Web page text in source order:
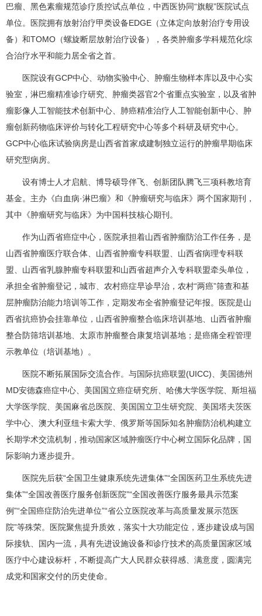
巴瘤、黑色素瘤规范诊疗质控试点单位，中西医协同“旗舰”医院试点
单位。医院拥有放射治疗甲类设备EDGE（立体定向放射治疗专用设
备）和TOMO（螺旋断层放射治疗设备），各类肿瘤多学科规范化综
合治疗水平和能力居全省之首。
医院设有GCP中心、动物实验中心、肿瘤生物样本库以及中心实
验室，淋巴瘤精准诊疗研究、肿瘤类器官2个省重点实验室，以及省肿
瘤影像人工智能技术创新中心、肺癌精准治疗人工智能创新中心、肿
瘤创新药物临床评价与转化工程研究中心等多个科研及研究中心。
GCP中心临床试验病房是山西省首家成建制独立运行的肿瘤早期临床
研究型病房。
设有博士人才启航、博导硕导伴飞、创新团队腾飞三项科教培育
基金。主办《白血病·淋巴瘤》和《肿瘤研究与临床》两个国家期刊，
其中《肿瘤研究与临床》为中国科技核心期刊。
作为山西省癌症中心，医院承担着山西省肿瘤防治工作任务，是
山西省肿瘤医疗联合体、山西省肿瘤专科联盟、山西省病理专科联
盟、山西省乳腺肿瘤专科联盟和山西省超声介入专科联盟牵头单位，
承担全省肿瘤登记，城市、农村癌症早诊早治，农村“两癌”筛查和基
层肿瘤防治能力培训等工作，定期发布全省肿瘤登记年报。医院是山
西省抗癌协会挂靠单位，山西省肿瘤整合临床培训基地、山西省肿瘤
整合防筛培训基地、太原市肿瘤整合康复培训基地；是癌痛全程管理
示教单位（培训基地）。
医院不断拓展国际交流合作。与国际抗癌联盟(UICC)、美国德州
MD安德森癌症中心、美国国立癌症研究所、哈佛大学医学院、斯坦福
大学医学院、美国麻省总医院、美国国立卫生研究院、美国塔夫茨医
学中心、澳大利亚纽卡索大学、俄罗斯等国际知名肿瘤防治机构建立
长期学术交流机制，推动国家区域肿瘤医疗中心树立国际化品牌，国
际影响力逐步提升。
医院先后获“全国卫生健康系统先进集体”“全国医药卫生系统先进
集体”“全国改善医疗服务创新医院”“全国改善医疗服务最具示范案
例”“全国癌症防治先进单位”“省公立医院改革与高质量发展示范医
院”等殊荣。医院聚焦提升质效，落实十大功能定位，逐步建设成与国
际接轨、国内一流，具有先进设施设备和诊疗技术的高质量国家区域
医疗中心建设标杆，不断提高广大人民群众获得感、满意度，圆满完
成党和国家交付的历史使命。